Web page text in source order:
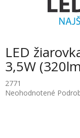
LED
3,5W
2771
Priemerné
Neohodnotené